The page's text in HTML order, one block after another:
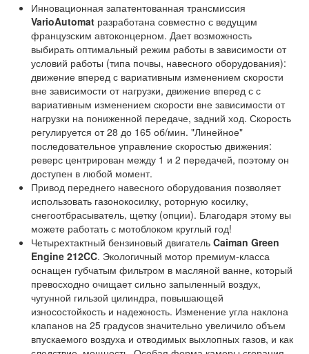
Инновационная запатентованная трансмиссия
VarioAutomat разработана совместно с ведущим
французским автоконцерном. Дает возможность
выбирать оптимальный режим работы в зависимости от
условий работы (типа почвы, навесного оборудования):
движение вперед с вариативным изменением скорости
вне зависимости от нагрузки, движение вперед с с
вариативным изменением скорости вне зависимости от
нагрузки на пониженной передаче, задний ход. Скорость
регулируется от 28 до 165 об/мин. "Линейное"
последовательное управление скоростью движения:
реверс центрирован между 1 и 2 передачей, поэтому он
доступен в любой момент.
Привод переднего навесного оборудования позволяет
использовать газонокосилку, роторную косилку,
снегоотбрасыватель, щетку (опции). Благодаря этому вы
можете работать с мотоблоком круглый год!
Четырехтактный бензиновый двигатель Caiman Green
Engine 212CC. Экологичный мотор премиум-класса
оснащен губчатым фильтром в масляной ванне, который
превосходно очищает сильно запыленный воздух,
чугунной гильзой цилиндра, повышающей
износостойкость и надежность. Изменение угла наклона
клапанов на 25 градусов значительно увеличило объем
впускаемого воздуха и отводимых выхлопных газов, и как